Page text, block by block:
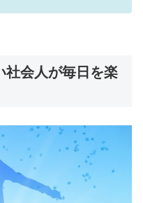
社会人が毎日を楽